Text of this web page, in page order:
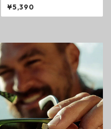
TANK WHITE ドライタンクト
ップ ホワイト エレクトリック
ファッション
¥5,390